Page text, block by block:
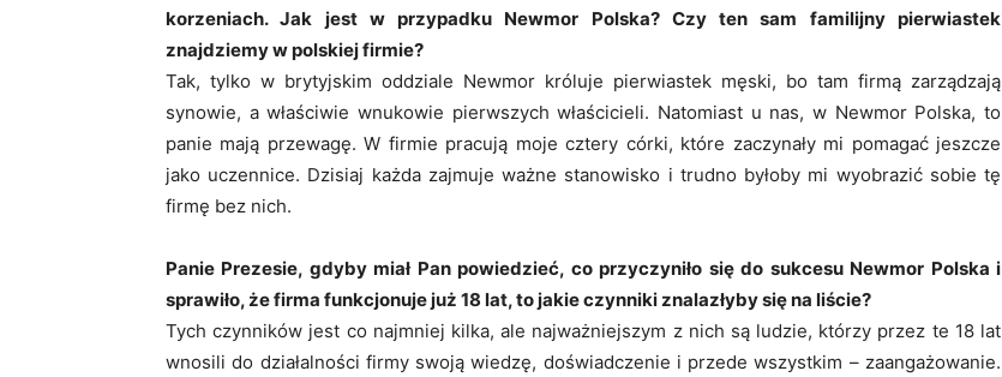
korzeniach. Jak jest w przypadku Newmor Polska? Czy ten sam familijny pierwiastek
znajdziemy w polskiej firmie?
Tak, tylko w brytyjskim oddziale Newmor króluje pierwiastek męski, bo tam firmą zarządzają
synowie, a właściwie wnukowie pierwszych właścicieli. Natomiast u nas, w Newmor Polska, to
panie mają przewagę. W firmie pracują moje cztery córki, które zaczynały mi pomagać jeszcze
jako uczennice. Dzisiaj każda zajmuje ważne stanowisko i trudno byłoby mi wyobrazić sobie tę
firmę bez nich.
Panie Prezesie, gdyby miał Pan powiedzieć, co przyczyniło się do sukcesu Newmor Polska i
sprawiło, że firma funkcjonuje już 18 lat, to jakie czynniki znalazłyby się na liście?
Tych czynników jest co najmniej kilka, ale najważniejszym z nich są ludzie, którzy przez te 18 lat
wnosili do działalności firmy swoją wiedzę, doświadczenie i przede wszystkim – zaangażowanie.